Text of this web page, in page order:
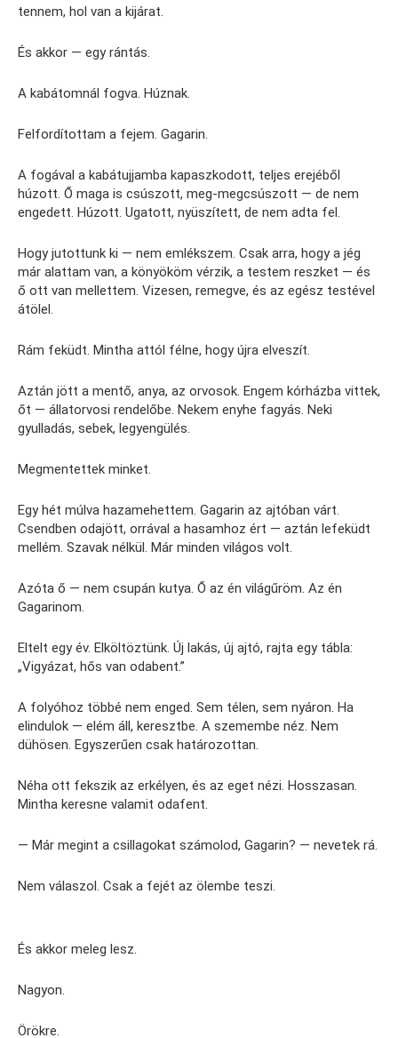
tennem, hol van a kijárat.
És akkor — egy rántás.
A kabátomnál fogva. Húznak.
Felfordítottam a fejem. Gagarin.
A fogával a kabátujjamba kapaszkodott, teljes erejéből
húzott. Ő maga is csúszott, meg-megcsúszott — de nem
engedett. Húzott. Ugatott, nyüszített, de nem adta fel.
Hogy jutottunk ki — nem emlékszem. Csak arra, hogy a jég
már alattam van, a könyököm vérzik, a testem reszket — és
ő ott van mellettem. Vizesen, remegve, és az egész testével
átölel.
Rám feküdt. Mintha attól félne, hogy újra elveszít.
Aztán jött a mentő, anya, az orvosok. Engem kórházba vittek,
őt — állatorvosi rendelőbe. Nekem enyhe fagyás. Neki
gyulladás, sebek, legyengülés.
Megmentettek minket.
Egy hét múlva hazamehettem. Gagarin az ajtóban várt.
Csendben odajött, orrával a hasamhoz ért — aztán lefeküdt
mellém. Szavak nélkül. Már minden világos volt.
Azóta ő — nem csupán kutya. Ő az én világűröm. Az én
Gagarinom.
Eltelt egy év. Elköltöztünk. Új lakás, új ajtó, rajta egy tábla:
„Vigyázat, hős van odabent.”
A folyóhoz többé nem enged. Sem télen, sem nyáron. Ha
elindulok — elém áll, keresztbe. A szemembe néz. Nem
dühösen. Egyszerűen csak határozottan.
Néha ott fekszik az erkélyen, és az eget nézi. Hosszasan.
Mintha keresne valamit odafent.
— Már megint a csillagokat számolod, Gagarin? — nevetek rá.
Nem válaszol. Csak a fejét az ölembe teszi.
És akkor meleg lesz.
Nagyon.
Örökre.